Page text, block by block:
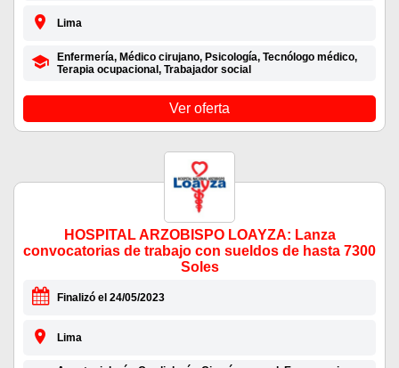
Lima
Enfermería, Médico cirujano, Psicología, Tecnólogo médico,
Terapia ocupacional, Trabajador social
Ver oferta
HOSPITAL ARZOBISPO LOAYZA: Lanza
convocatorias de trabajo con sueldos de hasta 7300
Soles
Finalizó el 24/05/2023
Lima